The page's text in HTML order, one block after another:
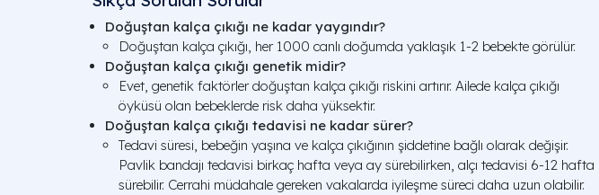
Doğuştan kalça çıkığı ne kadar yaygındır?
Doğuştan kalça çıkığı, her 1000 canlı doğumda yaklaşık 1-2 bebekte görülür.
Doğuştan kalça çıkığı genetik midir?
Evet, genetik faktörler doğuştan kalça çıkığı riskini artırır. Ailede kalça çıkığı
öyküsü olan bebeklerde risk daha yüksektir.
Doğuştan kalça çıkığı tedavisi ne kadar sürer?
Tedavi süresi, bebeğin yaşına ve kalça çıkığının şiddetine bağlı olarak değişir.
Pavlik bandajı tedavisi birkaç hafta veya ay sürebilirken, alçı tedavisi 6-12 hafta
sürebilir. Cerrahi müdahale gereken vakalarda iyileşme süreci daha uzun olabilir.